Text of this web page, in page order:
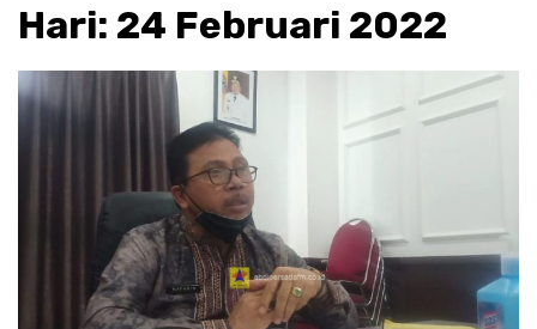
Hari: 24 Februari 2022